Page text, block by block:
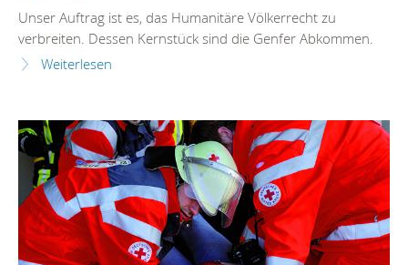
Unser Auftrag ist es, das Humanitäre Völkerrecht zu
verbreiten. Dessen Kernstück sind die Genfer Abkommen.
Weiterlesen